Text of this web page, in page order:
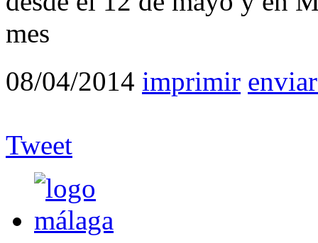
mes
08/04/2014 imprimir
Tweet